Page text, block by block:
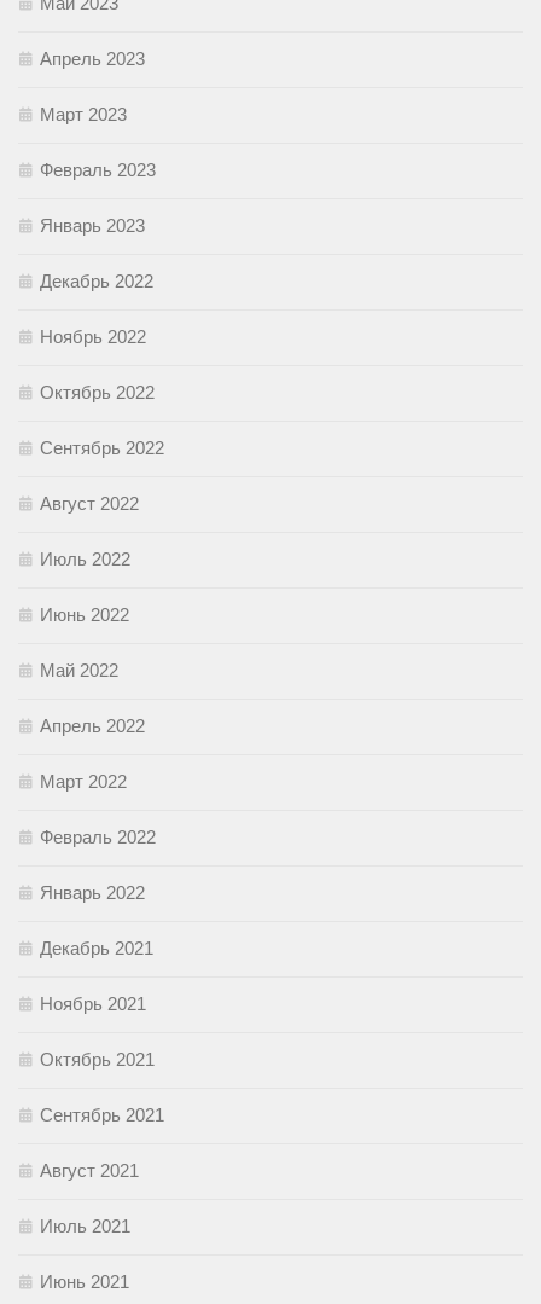
Апрель 2023
Март 2023
Февраль 2023
Январь 2023
Декабрь 2022
Ноябрь 2022
Октябрь 2022
Сентябрь 2022
Август 2022
Июль 2022
Июнь 2022
Май 2022
Апрель 2022
Март 2022
Февраль 2022
Январь 2022
Декабрь 2021
Ноябрь 2021
Октябрь 2021
Сентябрь 2021
Август 2021
Июль 2021
Июнь 2021